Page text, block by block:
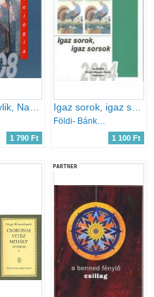
1 790 Ft
Igaz sorok, igaz sorsok (antológia)
Földi- Bánk- Balatoni- Abonyi- Duval- Kántor...
1 100 Ft
PARTNER